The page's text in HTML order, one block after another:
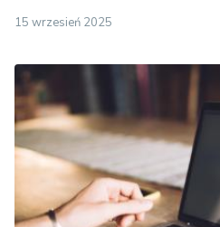
15 wrzesień 2025